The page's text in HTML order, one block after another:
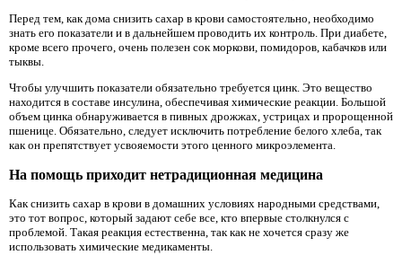
Перед тем, как дома снизить сахар в крови самостоятельно, необходимо
знать его показатели и в дальнейшем проводить их контроль. При диабете,
кроме всего прочего, очень полезен сок моркови, помидоров, кабачков или
тыквы.
Чтобы улучшить показатели обязательно требуется цинк. Это вещество
находится в составе инсулина, обеспечивая химические реакции. Большой
объем цинка обнаруживается в пивных дрожжах, устрицах и пророщенной
пшенице. Обязательно, следует исключить потребление белого хлеба, так
как он препятствует усвояемости этого ценного микроэлемента.
На помощь приходит нетрадиционная медицина
Как снизить сахар в крови в домашних условиях народными средствами,
это тот вопрос, который задают себе все, кто впервые столкнулся с
проблемой. Такая реакция естественна, так как не хочется сразу же
использовать химические медикаменты.